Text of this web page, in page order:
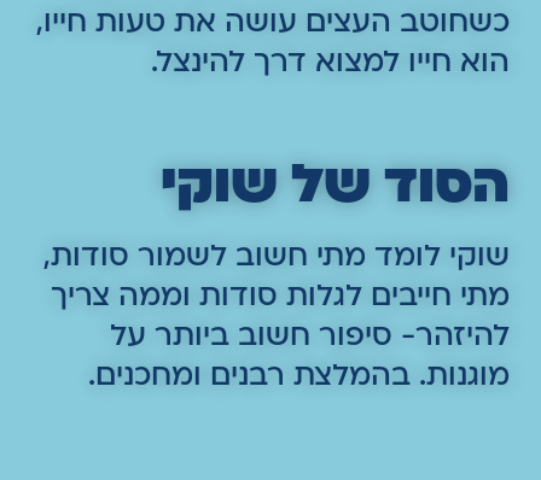
כשחוטב העצים עושה את טעות חייו,
הוא חייו למצוא דרך להינצל.
הסוד של שוקי
שוקי לומד מתי חשוב לשמור סודות,
מתי חייבים לגלות סודות וממה צריך
להיזהר- סיפור חשוב ביותר על
מוגנות. בהמלצת רבנים ומחכנים.